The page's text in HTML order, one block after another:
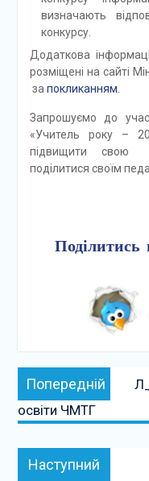
визначають
конкурсу.
Додаткова
розміщені на сайті
за покликанням.
Запрошуємо до
«Учитель року –
підвищити свою
поділитися своїм
Поділитись
Навігація
записів
Попередній
освіти ЧМТГ
Наступний